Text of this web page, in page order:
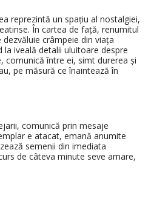
reprezintă un spațiu al nostalgiei,
În cartea de față, renumitul
crâmpeie din viața
iveală detalii uluitoare despre
comunică între ei, simt durerea și
pe măsură ce înaintează în
comunică prin mesaje
e atacat, emană anumite
semenii din imediata
de câteva minute seve amare,